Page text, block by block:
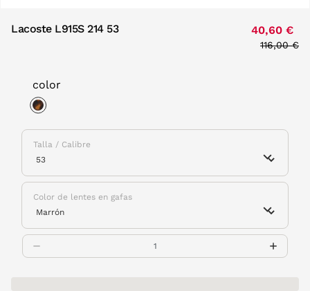
Lacoste L915S 214 53 40,60 €
Price
116,00 €
color
Talla / Calibre
Color de lentes en gafas